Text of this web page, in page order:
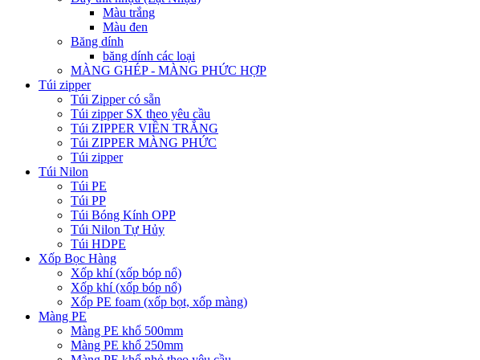
Màu trắng
Màu đen
Băng dính
băng dính các loại
MÀNG GHÉP - MÀNG PHỨC HỢP
Túi zipper
Túi Zipper có sẵn
Túi zipper SX theo yêu cầu
Túi ZIPPER VIỀN TRẮNG
Túi ZIPPER MÀNG PHỨC
Túi zipper
Túi Nilon
Túi PE
Túi PP
Túi Bóng Kính OPP
Túi Nilon Tự Hủy
Túi HDPE
Xốp Bọc Hàng
Xốp khí (xốp bóp nổ)
Xốp khí (xốp bóp nổ)
Xốp PE foam (xốp bọt, xốp màng)
Màng PE
Màng PE khổ 500mm
Màng PE khổ 250mm